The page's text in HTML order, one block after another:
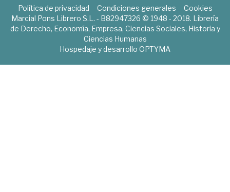
Política de privacidad Condiciones generales
Cookies
Marcial Pons Librero S.L. - B82947326 © 1948 - 2018. Librería
de Derecho, Economía, Empresa, Ciencias Sociales, Historia y
Ciencias Humanas
Hospedaje y desarrollo OPTYMA